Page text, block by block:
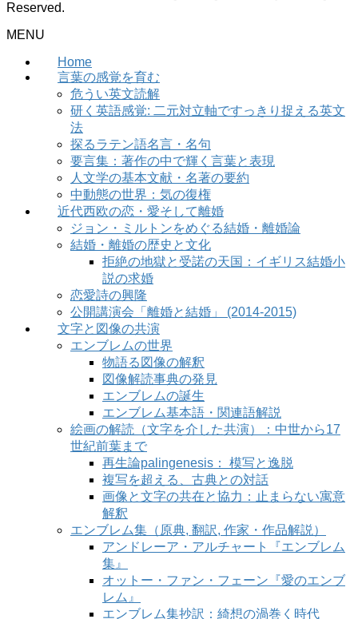
Reserved.
MENU
Home
言葉の感覚を育む
危うい英文読解
研く英語感覚: 二元対立軸ですっきり捉える英文
法
探るラテン語名言・名句
要言集：著作の中で輝く言葉と表現
人文学の基本文献・名著の要約
中動態の世界：気の復権
近代西欧の恋・愛そして離婚
ジョン・ミルトンをめぐる結婚・離婚論
結婚・離婚の歴史と文化
拒絶の地獄と受諾の天国：イギリス結婚小
説の求婚
恋愛詩の興隆
公開講演会「離婚と結婚」 (2014-2015)
文字と図像の共演
エンブレムの世界
物語る図像の解釈
図像解読事典の発見
エンブレムの誕生
エンブレム基本語・関連語解説
絵画の解読（文字を介した共演）：中世から17
世紀前葉まで
再生論palingenesis： 模写と逸脱
複写を超える、古典との対話
画像と文字の共在と協力：止まらない寓意
解釈
エンブレム集（原典, 翻訳, 作家・作品解説）
アンドレーア・アルチャート『エンブレム
集』
オットー・ファン・フェーン『愛のエンブ
レム』
エンブレム集抄訳：綺想の渦巻く時代